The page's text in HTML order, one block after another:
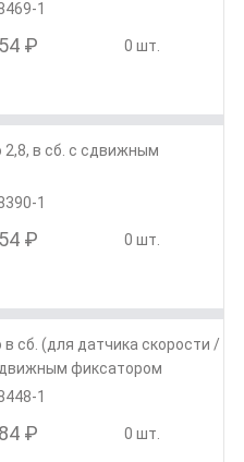
1
₽ 0 шт.
2,8, в сб. с сдвижным
1
₽ 0 шт.
в сб. (для датчика скорости /
фиксатором
1
₽ 0 шт.